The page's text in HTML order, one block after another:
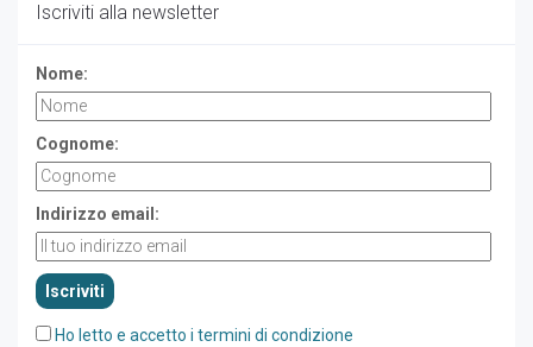
Iscriviti alla newsletter
Nome:
Cognome:
Indirizzo email:
Ho letto e accetto i termini di condizione